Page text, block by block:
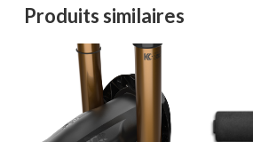
MAGASINER EN
Produits similaires